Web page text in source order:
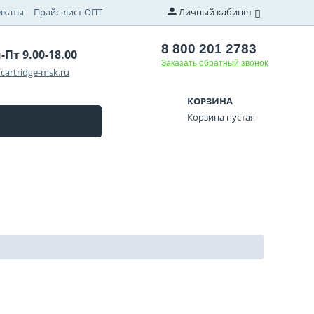
Прайс-лист ОПТ Личный кабинет
Пт 9.00-18.00
msk.ru
8 800 201 2783
Заказать обратный звонок
КОРЗИНА
Корзина пустая